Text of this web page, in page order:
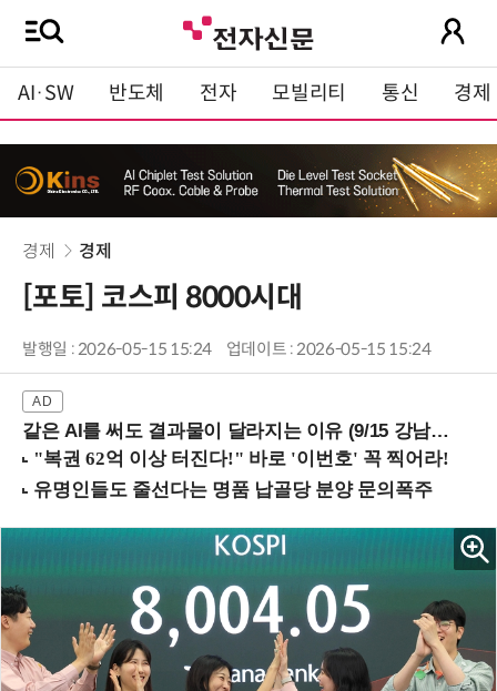
AI·SW 반도체 전자 모빌리티 통신 경제
경제 경제
[포토] 코스피 8000시대
발행일 : 2026-05-15 15:24 업데이트 : 2026-05-15 15:24
같은 AI를 써도 결과물이 달라지는 이유 (9/15 강남역)